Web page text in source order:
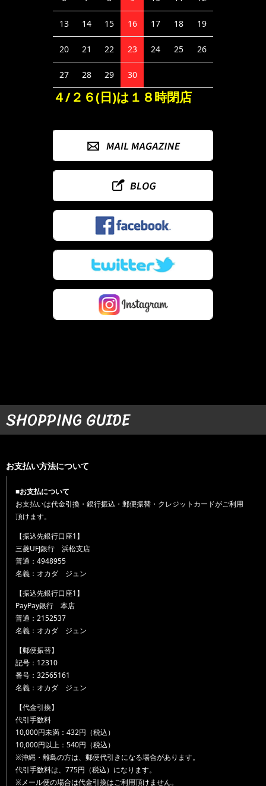
13 14 15 16 17 18 19
20 21 22 23 24 25 26
27 28 29 30
４/２６(日)は１８時閉店
SHOPPING GUIDE
お支払い方法について
■お支払について
お支払いは代金引換・銀行振込・郵便振替・クレジットカードがご利用
頂けます。
【振込先銀行口座1】
三菱UFJ銀行 浜松支店
普通：4948955
名義：オカダ ジュン
【振込先銀行口座1】
PayPay銀行 本店
普通：2152537
名義：オカダ ジュン
【郵便振替】
記号：12310
番号：32565161
名義：オカダ ジュン
【代金引換】
代引手数料
10,000円未満：432円（税込）
10,000円以上：540円（税込）
※沖縄・離島の方は、郵便代引きになる場合があります。
代引手数料は、775円（税込）になります。
※メール便の場合は代金引換はご利用頂けません。